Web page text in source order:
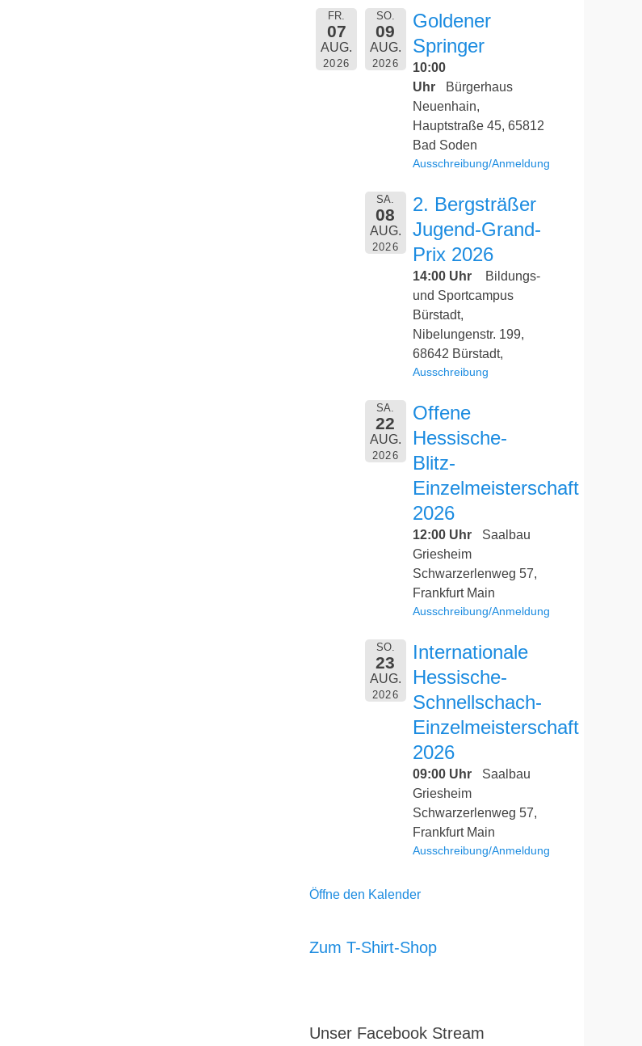
FR.
07
AUG.
2026
SO.
09
AUG.
2026
Goldener
Springer
10:00
Uhr
Bürgerhaus
Neuenhain,
Hauptstraße 45, 65812
Bad Soden
Ausschreibung/Anmeldung
SA.
08
AUG.
2026
2. Bergsträßer
Jugend-Grand-
Prix 2026
14:00 Uhr
Bildungs-
und Sportcampus
Bürstadt,
Nibelungenstr. 199,
68642 Bürstadt,
Ausschreibung
SA.
22
AUG.
2026
Offene
Hessische-
Blitz-
Einzelmeisterschaft
2026
12:00 Uhr
Saalbau
Griesheim
Schwarzerlenweg 57,
Frankfurt Main
Ausschreibung/Anmeldung
SO.
23
AUG.
2026
Internationale
Hessische-
Schnellschach-
Einzelmeisterschaft
2026
09:00 Uhr
Saalbau
Griesheim
Schwarzerlenweg 57,
Frankfurt Main
Ausschreibung/Anmeldung
Öffne den Kalender
Zum T-Shirt-Shop
Unser Facebook Stream